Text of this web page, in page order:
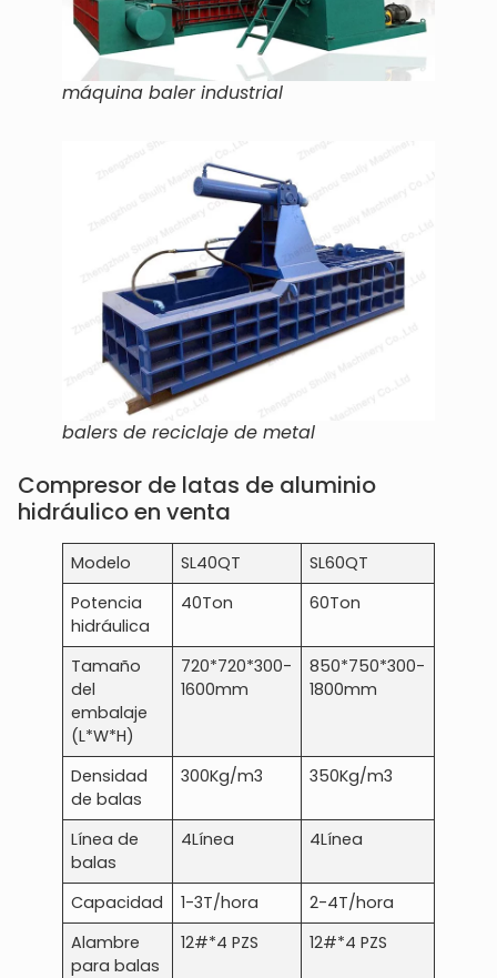
máquina baler industrial
balers de reciclaje de metal
Compresor de latas de aluminio
hidráulico en venta
Modelo SL40QT SL60QT
Potencia
hidráulica
40Ton 60Ton
Tamaño
del
embalaje
(L*W*H)
720*720*300-
1600mm
850*750*300-
1800mm
Densidad
de balas
300Kg/m3 350Kg/m3
Línea de
balas
4Línea 4Línea
Capacidad 1-3T/hora 2-4T/hora
Alambre
para balas
12#*4 PZS 12#*4 PZS